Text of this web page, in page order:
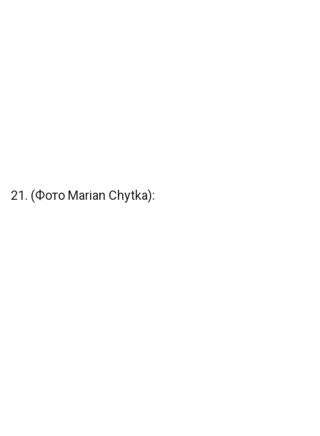
21. (Фото Marian Chytka):